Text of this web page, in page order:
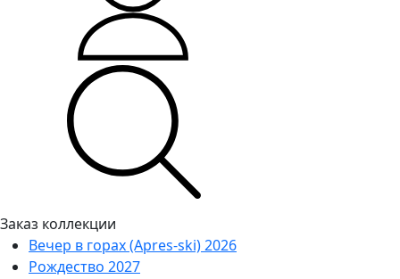
Заказ коллекции
Вечер в горах (Apres-ski) 2026
Рождество 2027